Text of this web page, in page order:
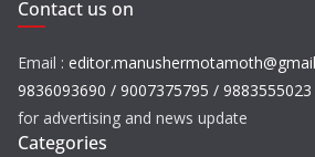
Contact us on
Email :
9836093690 / 9007375795 / 9883555023
for advertising and news update
Categories